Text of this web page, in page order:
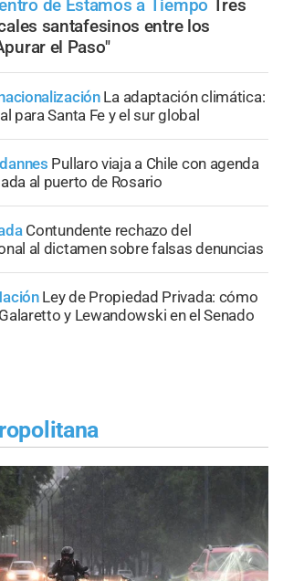
de Estamos a Tiempo
Tres
santafesinos entre los
el Paso"
La adaptación climática:
para Santa Fe y el sur global
Pullaro viaja a Chile con agenda
al puerto de Rosario
Contundente rechazo del
al dictamen sobre falsas denuncias
Ley de Propiedad Privada: cómo
y Lewandowski en el Senado